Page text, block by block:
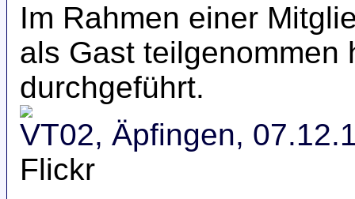
Im Rahmen einer
als Gast teilgenommen
durchgeführt.
VT02, Äpfingen,
Flickr